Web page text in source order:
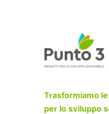
Trasformiamo
per lo sviluppo